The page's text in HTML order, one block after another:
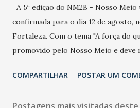
A 5ª edição do NM2B - Nosso
confirmada para o dia 12 de agosto,
Fortaleza. Com o tema "A força do
promovido pelo Nosso Meio e deve
e lideranças do Mercado Nacional.
COMPARTILHAR POSTAR UM